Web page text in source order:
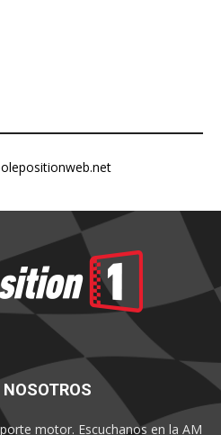
NOSOTROS
motor. Escuchanos en la AM